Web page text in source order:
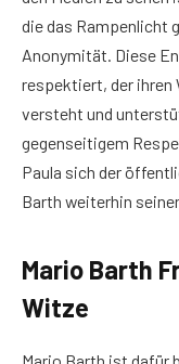
die das Rampenlicht
Anonymität. Diese
respektiert, der ihren
versteht und
gegenseitigem
Paula sich der
Barth weiterhin
Mario Barth
Witze